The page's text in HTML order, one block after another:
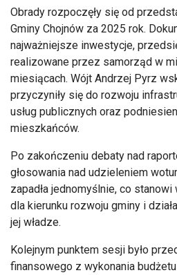
Obrady rozpoczęły się od
Gminy Chojnów za 2025 rok.
najważniejsze inwestycje,
realizowane przez samorząd w
miesiącach. Wójt Andrzej Pyrz
przyczyniły się do rozwoju
usług publicznych oraz
mieszkańców.
Po zakończeniu debaty nad
głosowania nad udzieleniem
zapadła jednomyślnie, co stanowi
dla kierunku rozwoju gminy i
jej władze.
Kolejnym punktem sesji było
finansowego z wykonania